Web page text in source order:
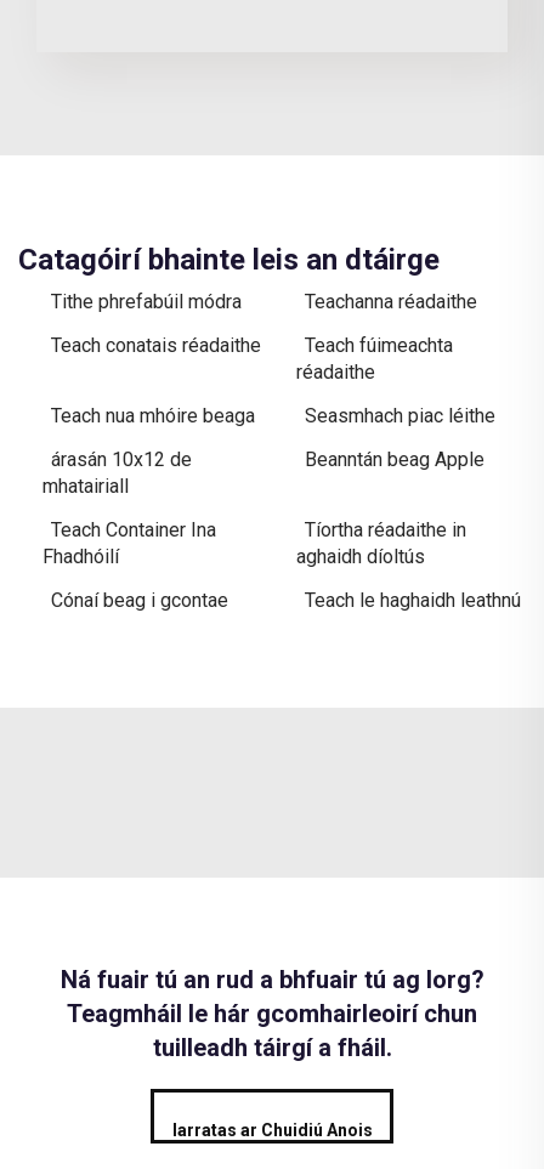
Catagóirí bhainte leis an dtáirge
Tithe phrefabúil módra
Teachanna réadaithe
Teach conatais réadaithe
Teach fúimeachta
réadaithe
Teach nua mhóire beaga
Seasmhach piac léithe
árasán 10x12 de
mhatairiall
Beanntán beag Apple
Teach Container Ina
Fhadhóilí
Tíortha réadaithe in
aghaidh díoltús
Cónaí beag i gcontae
Teach le haghaidh leathnú
Ná fuair tú an rud a bhfuair tú ag lorg?
Teagmháil le hár gcomhairleoirí chun
tuilleadh táirgí a fháil.
Iarratas ar Chuidiú Anois